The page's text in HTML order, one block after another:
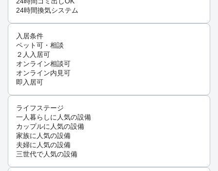
24時間換気システム
入居条件
ペット可・相談
２人入居可
オンライン相談可
オンライン内見可
即入居可
ライフステージ
一人暮らしに人気の設備
カップルに人気の設備
家族に人気の設備
夫婦に人気の設備
三世代で人気の設備